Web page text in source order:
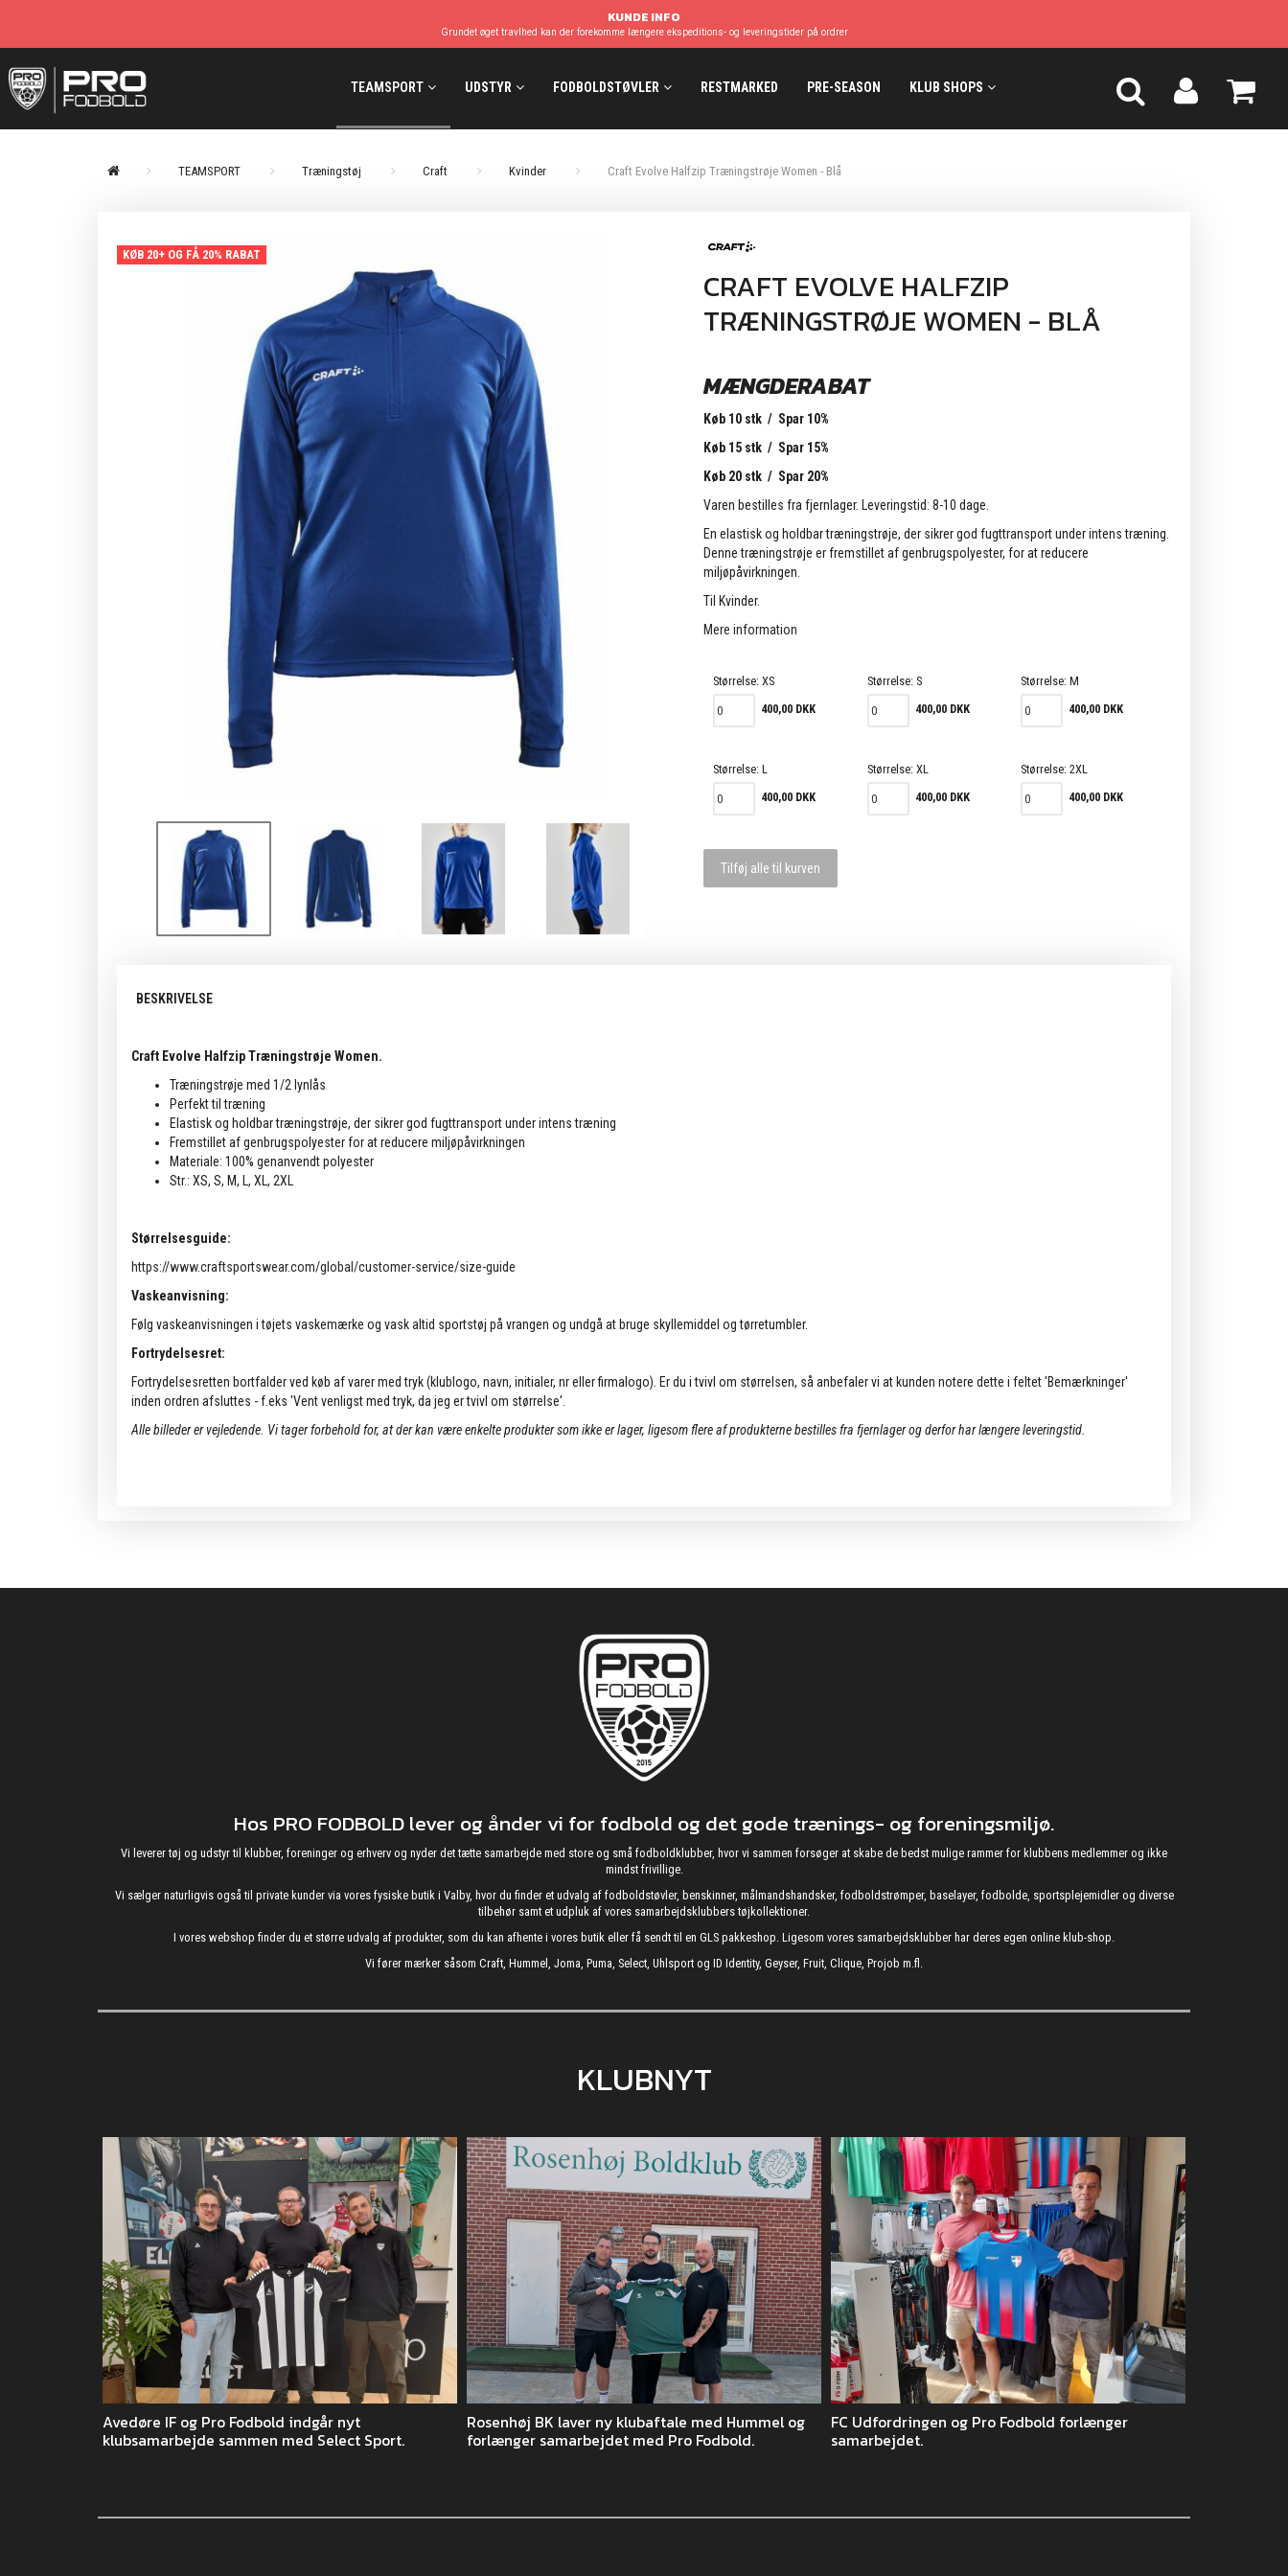
KUNDE INFO
Grundet øget travlhed kan der forekomme længere ekspeditions- og leveringstider på ordrer
TEAMSPORT UDSTYR FODBOLDSTØVLER RESTMARKED PRE-SEASON KLUB SHOPS
TEAMSPORT Træningstøj Craft Kvinder Craft Evolve Halfzip Træningstrøje Women - Blå
KØB 20+ OG FÅ 20% RABAT
CRAFT EVOLVE HALFZIP
TRÆNINGSTRØJE WOMEN - BLÅ
MÆNGDERABAT
Køb 10 stk / Spar 10%
Køb 15 stk / Spar 15%
Køb 20 stk / Spar 20%
Varen bestilles fra fjernlager. Leveringstid: 8-10 dage.
En elastisk og holdbar træningstrøje, der sikrer god fugttransport under intens træning.
Denne træningstrøje er fremstillet af genbrugspolyester, for at reducere
miljøpåvirkningen.
Til Kvinder.
Mere information
Størrelse:XS
400,00 DKK
Størrelse: S
400,00 DKK
Størrelse:M
400,00 DKK
Størrelse:L
400,00 DKK
Størrelse: XL
400,00 DKK
Størrelse:2XL
400,00 DKK
Tilføj alle til kurven
BESKRIVELSE
Craft Evolve Halfzip Træningstrøje Women.
Træningstrøje med 1/2 lynlås
Perfekt til træning
Elastisk og holdbar træningstrøje, der sikrer god fugttransport under intens træning
Fremstillet af genbrugspolyester for at reducere miljøpåvirkningen
Materiale: 100% genanvendt polyester
Str.: XS, S, M, L, XL, 2XL
Størrelsesguide:
https://www.craftsportswear.com/global/customer-service/size-guide
Vaskeanvisning:
Følg vaskeanvisningen i tøjets vaskemærke og vask altid sportstøj på vrangen og undgå at bruge skyllemiddel og tørretumbler.
Fortrydelsesret:
Fortrydelsesretten bortfalder ved køb af varer med tryk (klublogo, navn, initialer, nr eller firmalogo). Er du i tvivl om størrelsen, så anbefaler vi at kunden notere dette i feltet 'Bemærkninger'
inden ordren afsluttes - f.eks 'Vent venligst med tryk, da jeg er tvivl om størrelse'.
Alle billeder er vejledende. Vi tager forbehold for, at der kan være enkelte produkter som ikke er lager, ligesom flere af produkterne bestilles fra fjernlager og derfor har længere leveringstid.
Hos PRO FODBOLD lever og ånder vi for fodbold og det gode trænings- og foreningsmiljø.
Vi leverer tøj og udstyr til klubber, foreninger og erhverv og nyder det tætte samarbejde med store og små fodboldklubber, hvor vi sammen forsøger at skabe de bedst mulige rammer for klubbens medlemmer og ikke
mindst frivillige.
Vi sælger naturligvis også til private kunder via vores fysiske butik i Valby, hvor du finder et udvalg af fodboldstøvler, benskinner, målmandshandsker, fodboldstrømper, baselayer, fodbolde, sportsplejemidler og diverse
tilbehør samt et udpluk af vores samarbejdsklubbers tøjkollektioner.
I vores webshop finder du et større udvalg af produkter, som du kan afhente i vores butik eller få sendt til en GLS pakkeshop. Ligesom vores samarbejdsklubber har deres egen online klub-shop.
Vi fører mærker såsom Craft, Hummel, Joma, Puma, Select, Uhlsport og ID Identity, Geyser, Fruit, Clique, Projob m.fl.
KLUBNYT
Avedøre IF og Pro Fodbold indgår nyt
klubsamarbejde sammen med Select Sport.
Rosenhøj BK laver ny klubaftale med Hummel og
forlænger samarbejdet med Pro Fodbold.
FC Udfordringen og Pro Fodbold forlænger
samarbejdet.